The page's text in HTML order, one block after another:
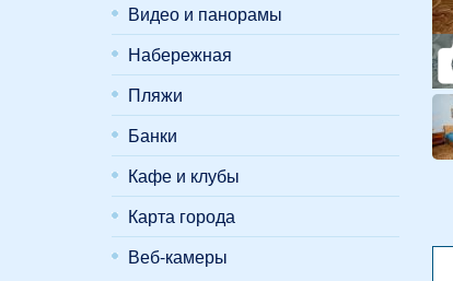
Видео и панорамы
Набережная
Пляжи
Банки
Кафе и клубы
Карта города
Веб-камеры